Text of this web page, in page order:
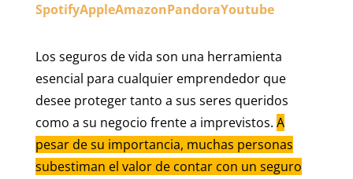
SpotifyAppleAmazonPandoraYoutube
Los seguros de vida son una herramienta
esencial para cualquier emprendedor que
desee proteger tanto a sus seres queridos
como a su negocio frente a imprevistos. A
pesar de su importancia, muchas personas
subestiman el valor de contar con un seguro